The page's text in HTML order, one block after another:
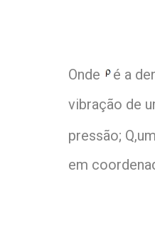
Onde é a
vibração de
pressão;
em